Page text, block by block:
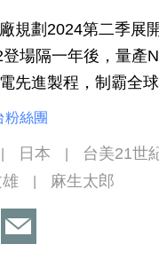
規劃2024第二季展
場隔一年後，量產
先進製程，制霸全球
粉絲團
日本 台美21世
雄 麻生太郎